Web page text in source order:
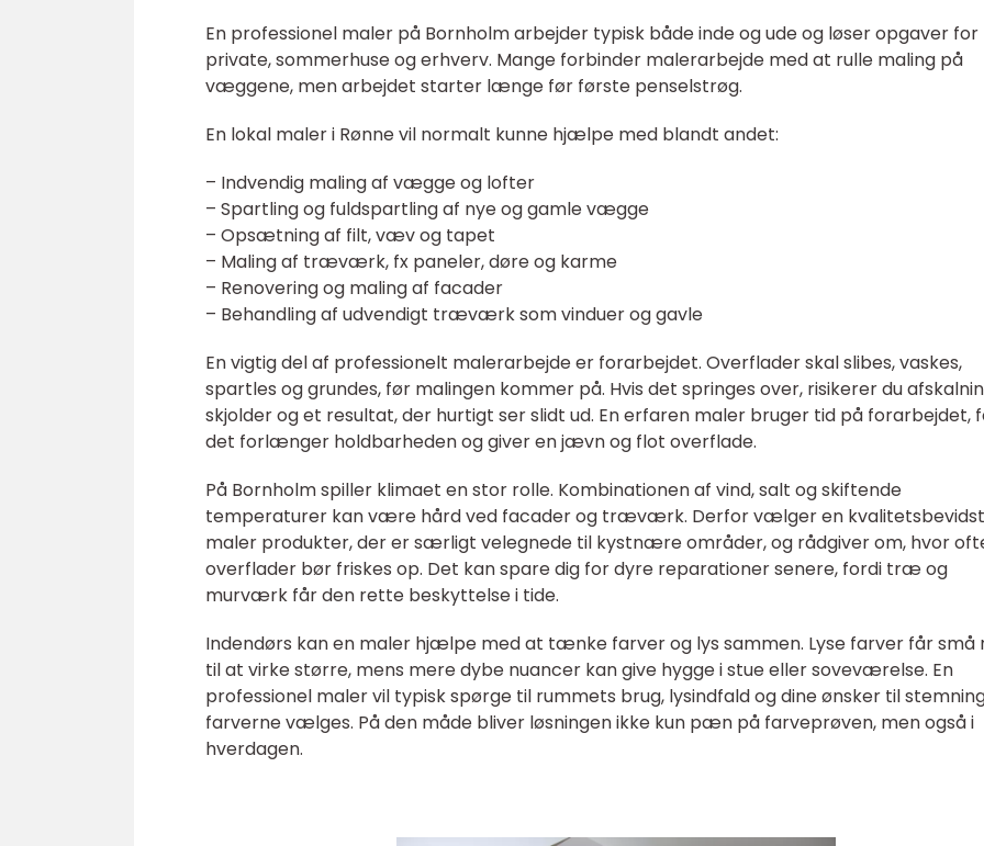
En professionel maler på Bornholm arbejder typisk både inde og ude og løser opgaver for
private, sommerhuse og erhverv. Mange forbinder malerarbejde med at rulle maling på
væggene, men arbejdet starter længe før første penselstrøg.
En lokal maler i Rønne vil normalt kunne hjælpe med blandt andet:
– Indvendig maling af vægge og lofter
– Spartling og fuldspartling af nye og gamle vægge
– Opsætning af filt, væv og tapet
– Maling af træværk, fx paneler, døre og karme
– Renovering og maling af facader
– Behandling af udvendigt træværk som vinduer og gavle
En vigtig del af professionelt malerarbejde er forarbejdet. Overflader skal slibes, vaskes,
spartles og grundes, før malingen kommer på. Hvis det springes over, risikerer du
skjolder og et resultat, der hurtigt ser slidt ud. En erfaren maler bruger tid på forarbejdet,
det forlænger holdbarheden og giver en jævn og flot overflade.
På Bornholm spiller klimaet en stor rolle. Kombinationen af vind, salt og skiftende
temperaturer kan være hård ved facader og træværk. Derfor vælger en kvalitetsbevidst
maler produkter, der er særligt velegnede til kystnære områder, og rådgiver om, hvor
overflader bør friskes op. Det kan spare dig for dyre reparationer senere, fordi træ og
murværk får den rette beskyttelse i tide.
Indendørs kan en maler hjælpe med at tænke farver og lys sammen. Lyse farver får små
til at virke større, mens mere dybe nuancer kan give hygge i stue eller soveværelse. En
professionel maler vil typisk spørge til rummets brug, lysindfald og dine ønsker til
farverne vælges. På den måde bliver løsningen ikke kun pæn på farveprøven, men også i
hverdagen.